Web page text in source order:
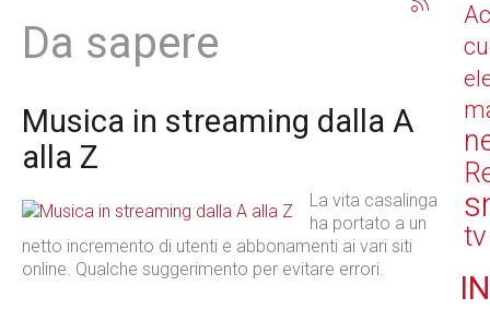
Da sapere
Musica in streaming dalla A
alla Z
La vita casalinga
ha portato a un
netto incremento di utenti e abbonamenti ai vari siti
online. Qualche suggerimento per evitare errori.
tv
IN